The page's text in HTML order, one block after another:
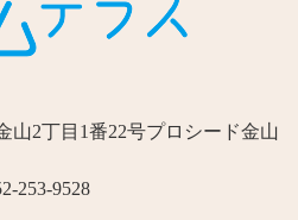
山2丁目1番22号プロシード金山
253-9528